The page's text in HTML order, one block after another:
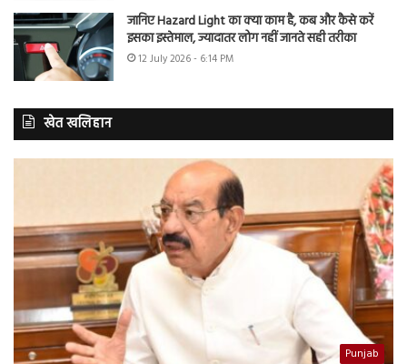
जानिए Hazard Light का क्या काम है, कब और कैसे करें
इसका इस्तेमाल, ज्यादातर लोग नहीं जानते सही तरीका
12 July 2026 - 6:14 PM
खेत खलिहान
Punjab